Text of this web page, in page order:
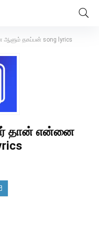
ஆளும் தகப்பன் song lyrics
தான் என்னை